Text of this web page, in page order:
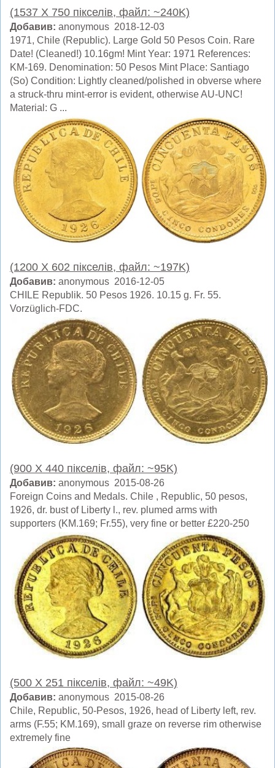
(1537 X 750 пікселів, файл: ~240K)
Добавив: anonymous 2018-12-03
1971, Chile (Republic). Large Gold 50 Pesos Coin. Rare
Date! (Cleaned!) 10.16gm! Mint Year: 1971 References:
KM-169. Denomination: 50 Pesos Mint Place: Santiago
(So) Condition: Lightly cleaned/polished in obverse where
a struck-thru mint-error is evident, otherwise AU-UNC!
Material: G ...
(1200 X 602 пікселів, файл: ~197K)
Добавив: anonymous 2016-12-05
CHILE Republik. 50 Pesos 1926. 10.15 g. Fr. 55.
Vorzüglich-FDC.
(900 X 440 пікселів, файл: ~95K)
Добавив: anonymous 2015-08-26
Foreign Coins and Medals. Chile , Republic, 50 pesos,
1926, dr. bust of Liberty l., rev. plumed arms with
supporters (KM.169; Fr.55), very fine or better £220-250
(500 X 251 пікселів, файл: ~49K)
Добавив: anonymous 2015-08-26
Chile, Republic, 50-Pesos, 1926, head of Liberty left, rev.
arms (F.55; KM.169), small graze on reverse rim otherwise
extremely fine